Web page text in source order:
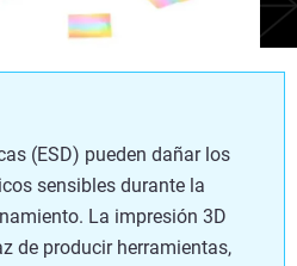
(ESD) pueden dañar los
sensibles durante la
La impresión 3D
de producir herramientas,